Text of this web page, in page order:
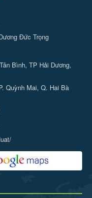
Đức Trọng
Bình, TP Hải Dương,
Quỳnh Mai, Q. Hai Bà